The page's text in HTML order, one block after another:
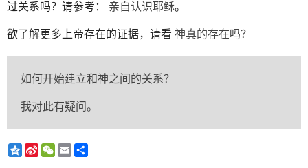
过关系吗？请参考： 亲自认识耶稣。
欲了解更多上帝存在的证据，请看 神真的存在吗？
如何开始建立和神之间的关系？
我对此有疑问。
Qzone
Sina
Weibo
WeChatEmail